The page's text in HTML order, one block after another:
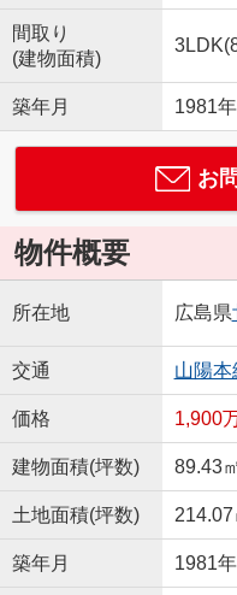
間取り
(建物面積)
築年月 1981
お
物件概要
所在地 広島県
交通 山陽本
価格 1,900
建物面積(坪数) 89.43
土地面積(坪数)
築年月 1981